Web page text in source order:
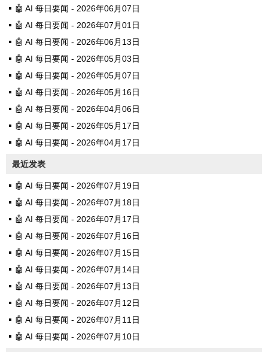
🤖 AI 每日要闻 - 2026年06月07日
🤖 AI 每日要闻 - 2026年07月01日
🤖 AI 每日要闻 - 2026年06月13日
🤖 AI 每日要闻 - 2026年05月03日
🤖 AI 每日要闻 - 2026年05月07日
🤖 AI 每日要闻 - 2026年05月16日
🤖 AI 每日要闻 - 2026年04月06日
🤖 AI 每日要闻 - 2026年05月17日
🤖 AI 每日要闻 - 2026年04月17日
最近发表
🤖 AI 每日要闻 - 2026年07月19日
🤖 AI 每日要闻 - 2026年07月18日
🤖 AI 每日要闻 - 2026年07月17日
🤖 AI 每日要闻 - 2026年07月16日
🤖 AI 每日要闻 - 2026年07月15日
🤖 AI 每日要闻 - 2026年07月14日
🤖 AI 每日要闻 - 2026年07月13日
🤖 AI 每日要闻 - 2026年07月12日
🤖 AI 每日要闻 - 2026年07月11日
🤖 AI 每日要闻 - 2026年07月10日